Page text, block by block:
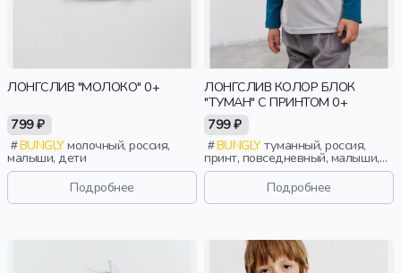
ЛОНГСЛИВ "МОЛОКО" 0+
799 ₽
BUNGLYмолочный, россия,
малыши, дети
Подробнее
ЛОНГСЛИВ КОЛОР БЛОК
"ТУМАН" С ПРИНТОМ 0+
799 ₽
BUNGLYтуманный, россия,
принт, повседневный, малыши,
дети
Подробнее